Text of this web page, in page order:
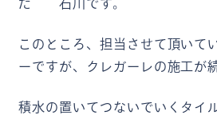
た 石川です。
このところ、担当させて頂いて
ーですが、クレガーレの施工が
積水の置いてつないでいくタイ